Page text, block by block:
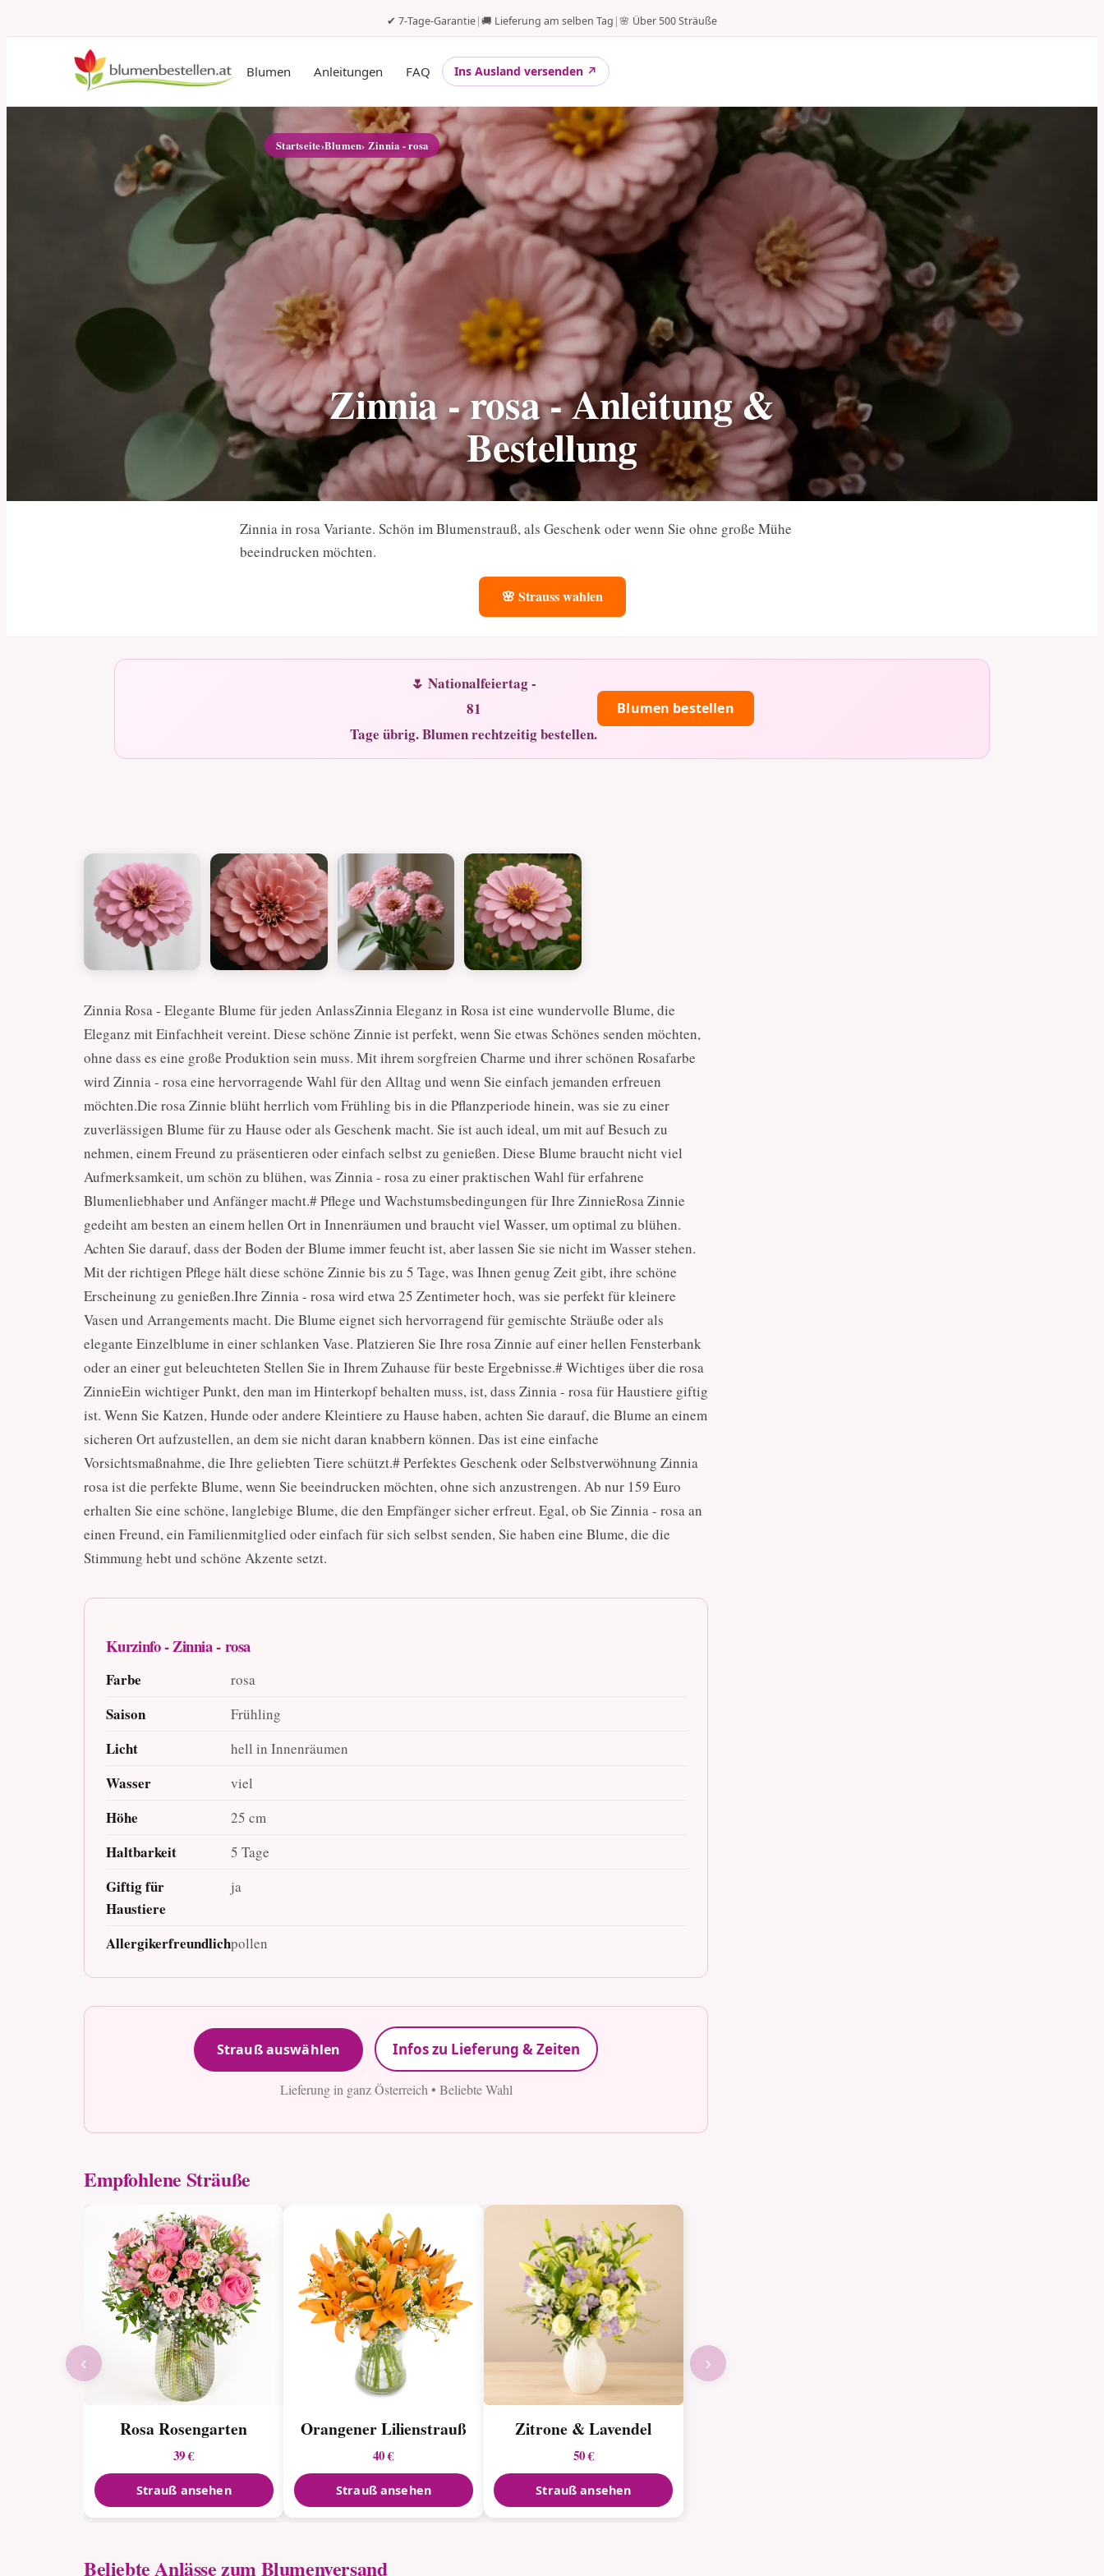
✔ 7-Tage-Garantie|🚚 Lieferung am selben Tag |🌸 Über 500 Sträuße
Blumen Anleitungen FAQ Ins Ausland versenden ↗
Startseite›Blumen› Zinnia - rosa
Zinnia - rosa - Anleitung &
Bestellung
Zinnia in rosa Variante. Schön im Blumenstrauß, als Geschenk oder wenn Sie ohne große Mühe
beeindrucken möchten.
🌸 Strauss wahlen
🌷 Nationalfeiertag -
81
Tage übrig. Blumen rechtzeitig bestellen.
Blumen bestellen
Zinnia Rosa - Elegante Blume für jeden AnlassZinnia Eleganz in Rosa ist eine wundervolle Blume, die
Eleganz mit Einfachheit vereint. Diese schöne Zinnie ist perfekt, wenn Sie etwas Schönes senden möchten,
ohne dass es eine große Produktion sein muss. Mit ihrem sorgfreien Charme und ihrer schönen Rosafarbe
wird Zinnia - rosa eine hervorragende Wahl für den Alltag und wenn Sie einfach jemanden erfreuen
möchten.Die rosa Zinnie blüht herrlich vom Frühling bis in die Pflanzperiode hinein, was sie zu einer
zuverlässigen Blume für zu Hause oder als Geschenk macht. Sie ist auch ideal, um mit auf Besuch zu
nehmen, einem Freund zu präsentieren oder einfach selbst zu genießen. Diese Blume braucht nicht viel
Aufmerksamkeit, um schön zu blühen, was Zinnia - rosa zu einer praktischen Wahl für erfahrene
Blumenliebhaber und Anfänger macht.# Pflege und Wachstumsbedingungen für Ihre ZinnieRosa Zinnie
gedeiht am besten an einem hellen Ort in Innenräumen und braucht viel Wasser, um optimal zu blühen.
Achten Sie darauf, dass der Boden der Blume immer feucht ist, aber lassen Sie sie nicht im Wasser stehen.
Mit der richtigen Pflege hält diese schöne Zinnie bis zu 5 Tage, was Ihnen genug Zeit gibt, ihre schöne
Erscheinung zu genießen.Ihre Zinnia - rosa wird etwa 25 Zentimeter hoch, was sie perfekt für kleinere
Vasen und Arrangements macht. Die Blume eignet sich hervorragend für gemischte Sträuße oder als
elegante Einzelblume in einer schlanken Vase. Platzieren Sie Ihre rosa Zinnie auf einer hellen Fensterbank
oder an einer gut beleuchteten Stellen Sie in Ihrem Zuhause für beste Ergebnisse.# Wichtiges über die rosa
ZinnieEin wichtiger Punkt, den man im Hinterkopf behalten muss, ist, dass Zinnia - rosa für Haustiere giftig
ist. Wenn Sie Katzen, Hunde oder andere Kleintiere zu Hause haben, achten Sie darauf, die Blume an einem
sicheren Ort aufzustellen, an dem sie nicht daran knabbern können. Das ist eine einfache
Vorsichtsmaßnahme, die Ihre geliebten Tiere schützt.# Perfektes Geschenk oder Selbstverwöhnung Zinnia
rosa ist die perfekte Blume, wenn Sie beeindrucken möchten, ohne sich anzustrengen. Ab nur 159 Euro
erhalten Sie eine schöne, langlebige Blume, die den Empfänger sicher erfreut. Egal, ob Sie Zinnia - rosa an
einen Freund, ein Familienmitglied oder einfach für sich selbst senden, Sie haben eine Blume, die die
Stimmung hebt und schöne Akzente setzt.
Kurzinfo - Zinnia - rosa
Farbe rosa
Saison Frühling
Licht hell in Innenräumen
Wasser viel
Höhe 25 cm
Haltbarkeit 5 Tage
Giftig für
Haustiere
ja
Allergikerfreundlichpollen
Strauß auswählen Infos zu Lieferung & Zeiten
Lieferung in ganz Österreich • Beliebte Wahl
Empfohlene Sträuße
Rosa Rosengarten
39 €
Strauß ansehen
Orangener Lilienstrauß
40 €
Strauß ansehen
Zitrone & Lavendel
50 €
Strauß ansehen
‹ ›
Beliebte Anlässe zum Blumenversand